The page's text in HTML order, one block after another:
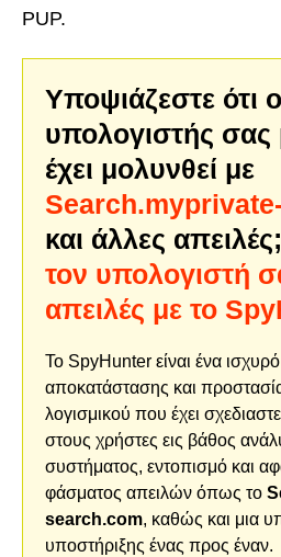
PUP.
Υποψιάζεστε ότι ο
υπολογιστής σας
έχει μολυνθεί με
και άλλες απειλές;
τον υπολογιστή
απειλές με το
Το SpyHunter είναι ένα
αποκατάστασης και
λογισμικού που έχει
στους χρήστες εις βάθος
συστήματος, εντοπισμό και
φάσματος απειλών όπως το
search.com, καθώς και μια
υποστήριξης ένας προς έναν.